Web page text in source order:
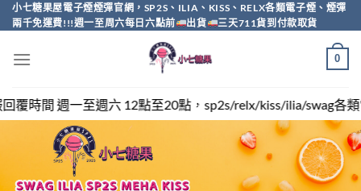
Skip
to
小七糖果屋電子煙煙彈官網，SP2S、ILIA、KISS、RELX各類電子煙、煙彈
兩千免運費!!!週一至周六每日六點前
出貨 三天711貨到付款取貨
0
至20點，sp2s/relx/kiss/ilia/swag各類電子煙煙彈買越多越便